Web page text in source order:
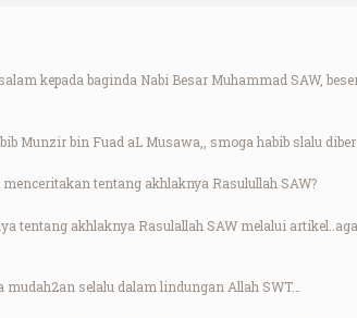
kepada baginda Nabi Besar Muhammad SAW,
Munzir bin Fuad aL Musawa,, smoga habib slalu
tentang akhlaknya Rasulullah SAW?
tentang akhlaknya Rasulallah SAW melalui
selalu dalam lindungan Allah SWT…